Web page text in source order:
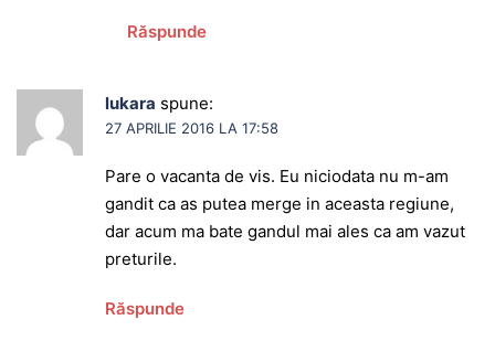
Răspunde
lukara spune:
27 APRILIE 2016 LA 17:58
Pare o vacanta de vis. Eu niciodata nu m-am
gandit ca as putea merge in aceasta regiune,
dar acum ma bate gandul mai ales ca am vazut
preturile.
Răspunde